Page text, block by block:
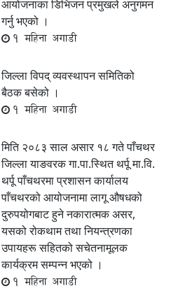
आयोजनाका डिभिजन प्रमुखले अनुगमन
गर्नु भएको ।
1 महिना अगाडी
जिल्ला विपद् व्यवस्थापन समितिको
बैठक बसेको ।
1 महिना अगाडी
मिति २०८३ साल असार १८ गते पाँचथर
जिल्ला याङवरक गा.पा.स्थित थर्पू मा.वि.
थर्पू पाँचथरमा प्रशासन कार्यालय
पाँचथरको आयोजनामा लागू औषधको
दुरुपयोगबाट हुने नकारात्मक असर,
यसको रोकथाम तथा नियन्त्रणका
उपायहरू सहितको सचेतनामूलक
कार्यक्रम सम्पन्न भएको ।
1 महिना अगाडी